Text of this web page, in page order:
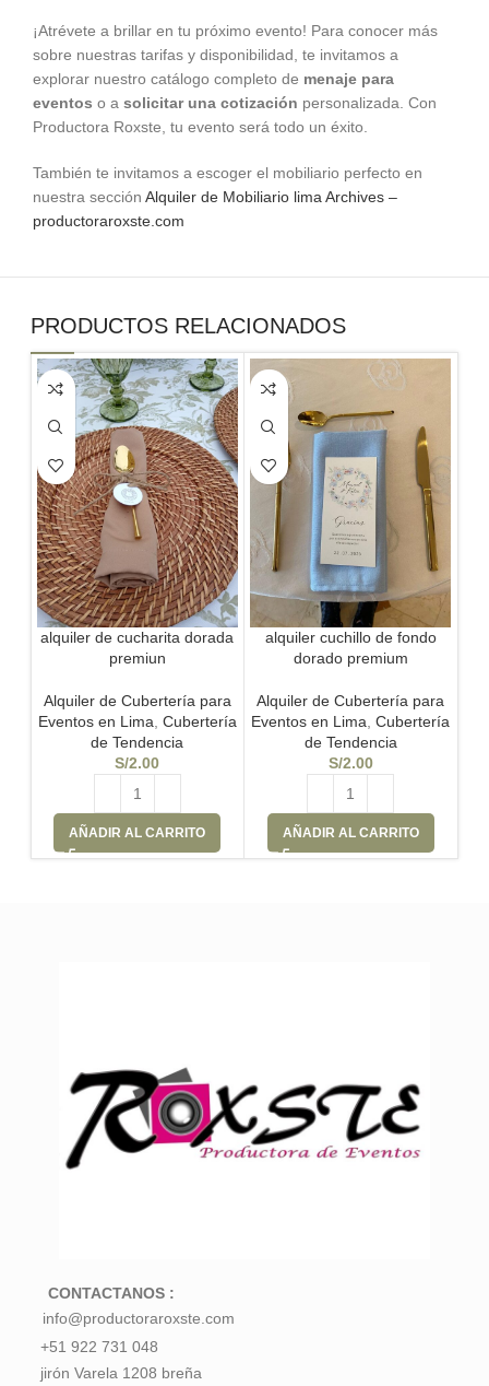
¡Atrévete a brillar en tu próximo evento! Para conocer más
sobre nuestras tarifas y disponibilidad, te invitamos a
explorar nuestro catálogo completo de menaje para
eventos o a solicitar una cotización personalizada. Con
Productora Roxste, tu evento será todo un éxito.
También te invitamos a escoger el mobiliario perfecto en
nuestra sección Alquiler de Mobiliario lima Archives –
productoraroxste.com
PRODUCTOS RELACIONADOS
alquiler de cucharita dorada
premiun
Alquiler de Cubertería para
Eventos en Lima Cubertería
de Tendencia
S/2.00
AÑADIR AL CARRITO
alquiler cuchillo de fondo
dorado premium
Alquiler de Cubertería para
Eventos en Lima ,Cubertería
de Tendencia
S/2.00
AÑADIR AL CARRITO
CONTACTANOS :
info@productoraroxste.com
+51 922 731 048
jirón Varela 1208 breña